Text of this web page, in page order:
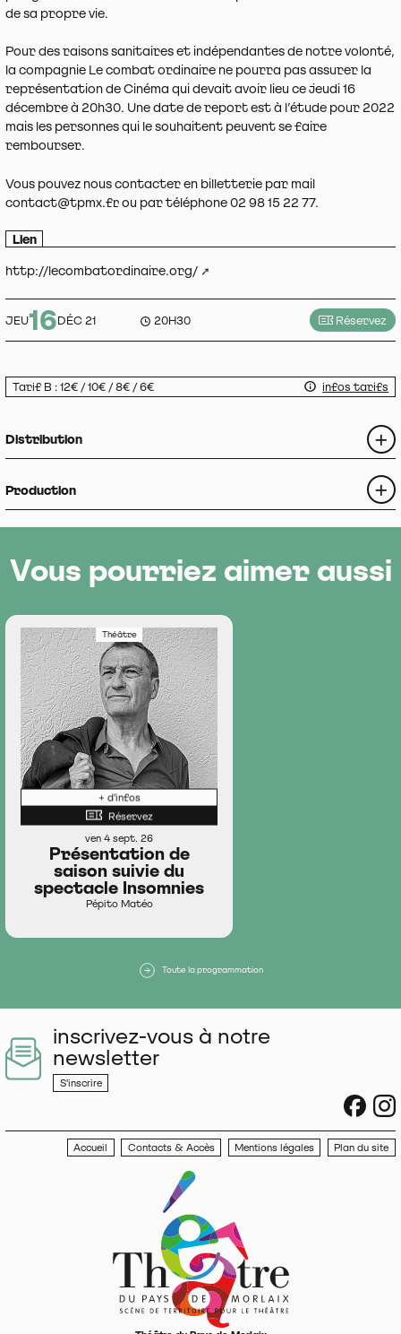
de sa propre vie.
Pour des raisons sanitaires et indépendantes de notre volonté,
la compagnie Le combat ordinaire ne pourra pas assurer la
représentation de Cinéma qui devait avoir lieu ce jeudi 16
décembre à 20h30. Une date de report est à l’étude pour 2022
mais les personnes qui le souhaitent peuvent se faire
rembourser.
Vous pouvez nous contacter en billetterie par mail
contact@tpmx.fr ou par téléphone 02 98 15 22 77.
Lien
http://lecombatordinaire.org/
JEU16DÉC 21 20H30 Réservez
Tarif B : 12€ / 10€ / 8€ / 6€ infos tarifs
Distribution
Production
Vous pourriez aimer aussi
Théâtre
+ d'infos
Réservez
ven 4 sept. 26
Présentation de
saison suivie du
spectacle Insomnies
Pépito Matéo
Toute la programmation
inscrivez-vous à notre
newsletter
S'inscrire
Accueil Contacts & Accès Mentions légales Plan du site